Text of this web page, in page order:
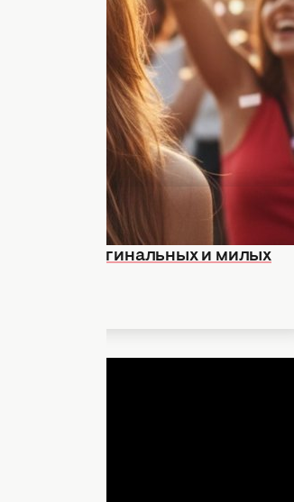
искренне. Не бойтесь добавить
только красивая картинка.
и дерзких фраз до глубоких
предлагаетwezom.
100+ оригинальных и милых